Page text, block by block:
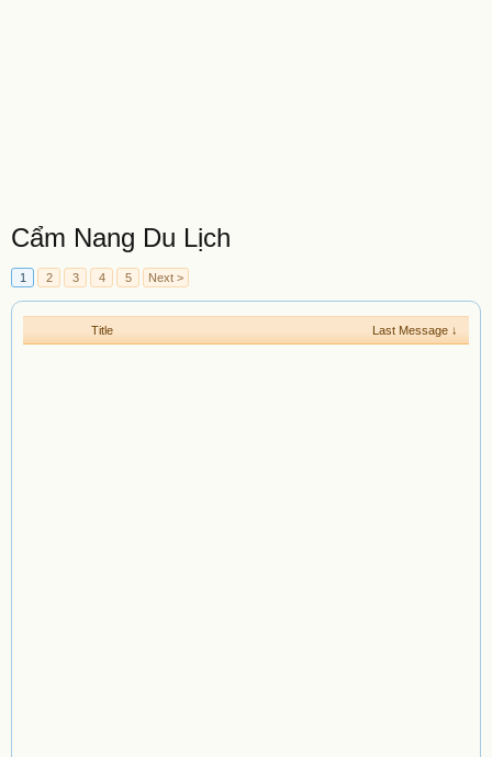
Cẩm Nang Du Lịch
1 2 3 4 5 Next >
Title Last Message ↓